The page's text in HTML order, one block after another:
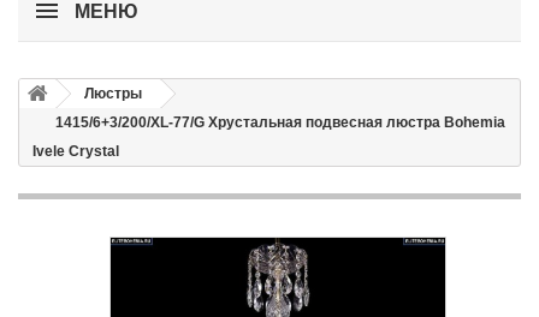
МЕНЮ
Люстры
1415/6+3/200/XL-77/G Хрустальная подвесная люстра Bohemia
Ivele Crystal